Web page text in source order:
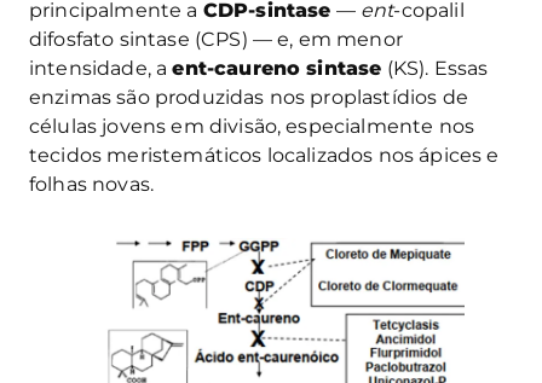
principalmente a CDP-sintase — ent-copalil
difosfato sintase (CPS) — e, em menor
intensidade, aent-caureno sintase (KS). Essas
enzimas são produzidas nos proplastídios de
células jovens em divisão, especialmente nos
tecidos meristemáticos localizados nos ápices e
folhas novas.